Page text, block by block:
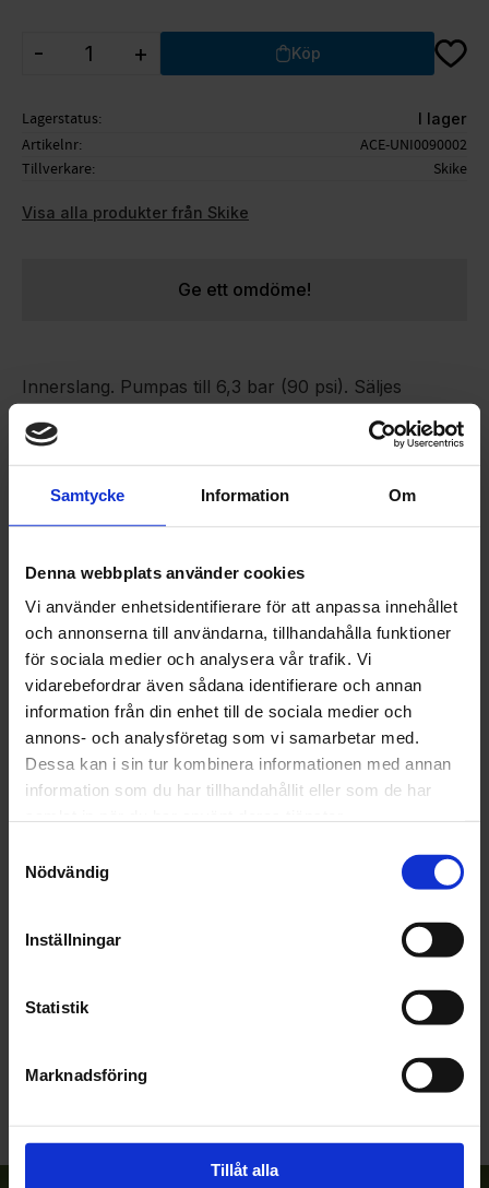
Samtycke Information Om
Denna webbplats använder cookies
Vi använder enhetsidentifierare för att anpassa innehållet
och annonserna till användarna, tillhandahålla funktioner
för sociala medier och analysera vår trafik. Vi
vidarebefordrar även sådana identifierare och annan
information från din enhet till de sociala medier och
annons- och analysföretag som vi samarbetar med.
Dessa kan i sin tur kombinera informationen med annan
information som du har tillhandahållit eller som de har
Nödvändig
Inställningar
Statistik
Marknadsföring
Tillåt alla
+
- Köp Lägg
Lagerstatus I lager
Artikelnr
ACE-UNI0090002
Tillverkare
Skike
Visa alla produkter från Skike
Ge ett omdöme!
Innerslang. Pumpas till 6,3 bar (90 psi). Säljes
Passar:
- Skike R8 Nordic
Skikes slangar och däck är förbrukningsprodukter.
De slits olka beronde på körstil och underlag. Det är
och vi rekommenderar att man använder den pump
vi säljer. Se följande
pumpinstruktion:http://www.skike.se/res/Pumpinst
ruktioner.pdf(Obs för denna slang gäller 6,3 bar)
Vi lämnar inga garantier på skike slangar och däck.